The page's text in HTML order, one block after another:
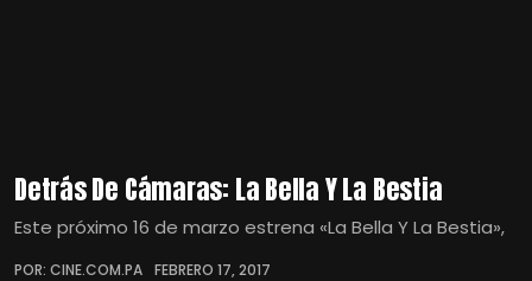
Detrás De Cámaras: La Bella Y La Bestia
Este próximo 16 de marzo estrena «La Bella Y La Bestia»,
POR: CINE.COM.PA FEBRERO 17, 2017